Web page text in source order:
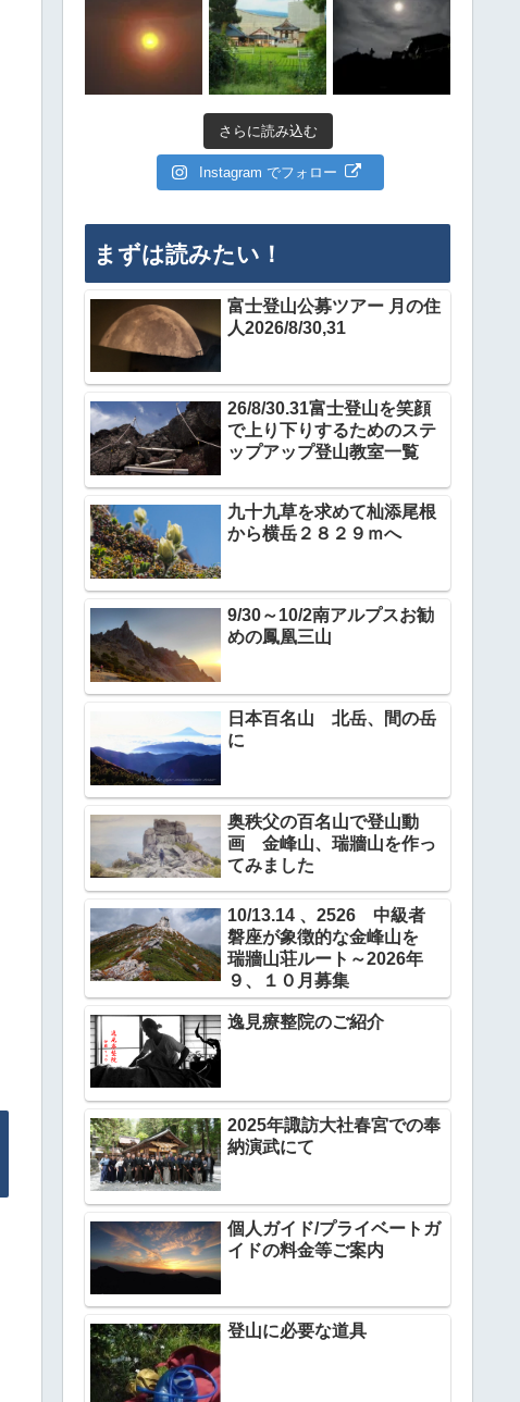
さらに読み込む
Instagram でフォロー
まずは読みたい！
富士登山公募ツアー 月の住
人2026/8/30,31
26/8/30.31富士登山を笑顔
で上り下りするためのステ
ップアップ登山教室一覧
九十九草を求めて杣添尾根
から横岳２８２９ｍへ
9/30～10/2南アルプスお勧
めの鳳凰三山
日本百名山 北岳、間の岳
に
奥秩父の百名山で登山動
画 金峰山、瑞牆山を作っ
てみました
10/13.14 、2526 中級者
磐座が象徴的な金峰山を
瑞牆山荘ルート～2026年
９、１０月募集
逸見療整院のご紹介
2025年諏訪大社春宮での奉
納演武にて
個人ガイド/プライベートガ
イドの料金等ご案内
登山に必要な道具